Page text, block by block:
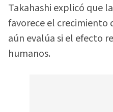
Takahashi explicó que
favorece el crecimiento
aún evalúa si el efecto
humanos.